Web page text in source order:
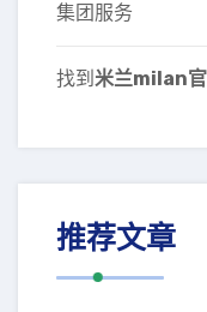
集团服务
找到 米兰milan
推荐文章